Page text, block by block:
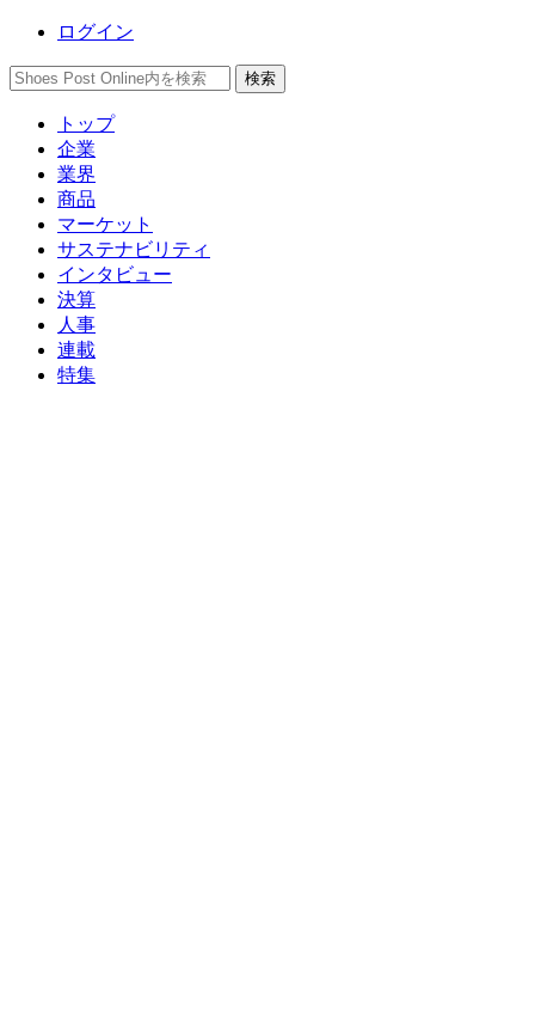
ログイン
トップ
企業
業界
商品
マーケット
サステナビリティ
インタビュー
決算
人事
連載
特集